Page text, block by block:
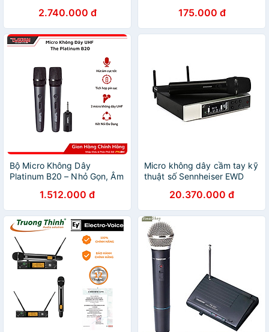
2.740.000 đ 175.000 đ
Bộ Micro Không Dây
Platinum B20 – Nhỏ Gọn, Âm
1.512.000 đ
Micro không dây cầm tay kỹ
thuật số Sennheiser EWD
20.370.000 đ